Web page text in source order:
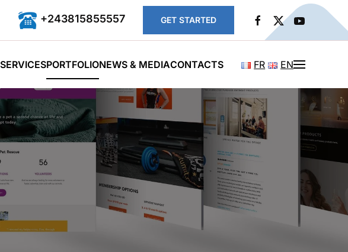
+243815855557 GET STARTED
SERVICESPORTFOLIONEWS & MEDIACONTACTS FR EN